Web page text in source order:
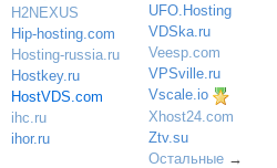
H2NEXUS
Hip-hosting.com
Hosting-russia.ru
Hostkey.ru
HostVDS.com
ihc.ru
ihor.ru
UFO.Hosting
VDSka.ru
Veesp.com
VPSville.ru
Vscale.io
Xhost24.com
Ztv.su
Остальные→